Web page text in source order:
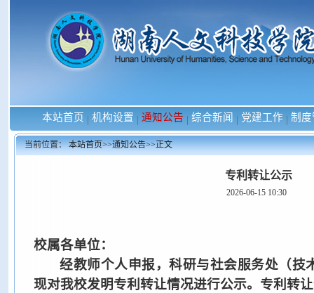
本站首页 | 机构设置 | 通知公告 | 综合新闻 | 党建工作 | 制度
当前位置：本站首页>>通知公告>>正文
专利转让公示
2026-06-15 10:30
校属各单位：
经教师个人申报，科研与社会服务处 （技
现对我校发明专利 转让情况进行公示。专利 转让